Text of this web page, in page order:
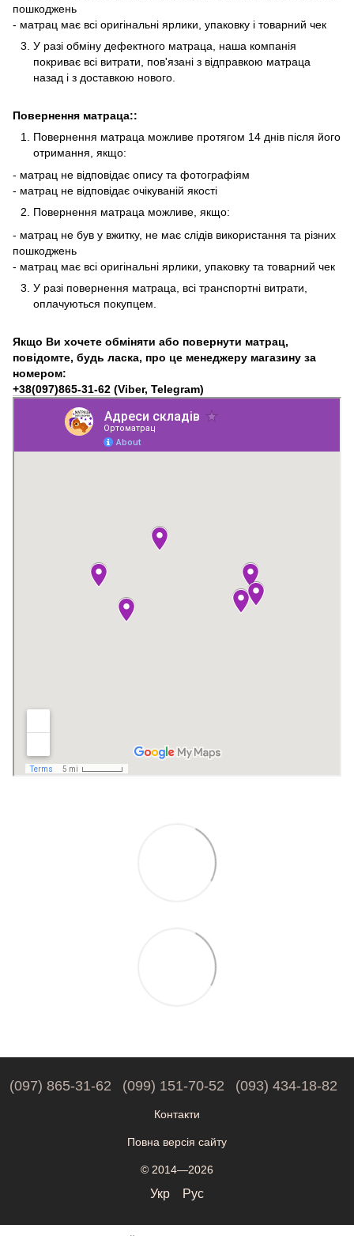
пошкоджень
- матрац має всі оригінальні ярлики, упаковку і товарний чек
У разі обміну дефектного матраца, наша компанія
покриває всі витрати, пов'язані з відправкою матраца
назад і з доставкою нового.
Повернення матраца::
Повернення матраца можливе протягом 14 днів після його
отримання, якщо:
- матрац не відповідає опису та фотографіям
- матрац не відповідає очікуваній якості
Повернення матраца можливе, якщо:
- матрац не був у вжитку, не має слідів використання та різних
пошкоджень
- матрац має всі оригінальні ярлики, упаковку та товарний чек
У разі повернення матраца, всі транспортні витрати,
оплачуються покупцем.
Якщо Ви хочете обміняти або повернути матрац,
повідомте, будь ласка, про це менеджеру магазину за
номером:
+38(097)865-31-62 (Viber, Telegram)
(097) 865-31-62 (099) 151-70-52 (093) 434-18-82
Контакти
Повна версія сайту
© 2014—2026
Укр Рус